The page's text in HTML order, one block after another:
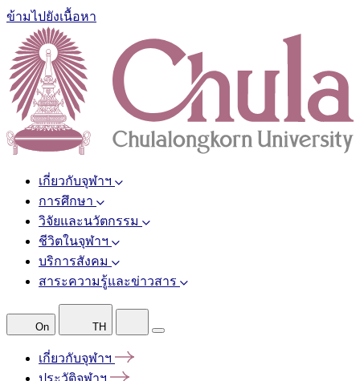
ข้ามไปยังเนื้อหา
เกี่ยวกับจุฬาฯ
การศึกษา
วิจัยและนวัตกรรม
ชีวิตในจุฬาฯ
บริการสังคม
สาระความรู้และข่าวสาร
On TH
เกี่ยวกับจุฬาฯ
ประวัติจุฬาฯ